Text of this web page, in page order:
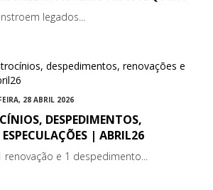
legados...
28 ABRIL 2026
DESPEDIMENTOS,
ESPECULAÇÕES | ABRIL26
renovação e 1 despedimento...